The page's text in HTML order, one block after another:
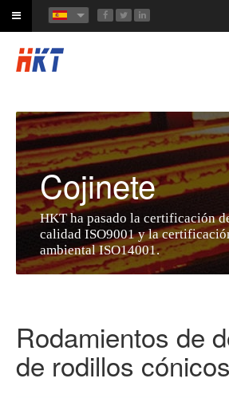
Cojinete
HKT ha pasado la certificación
calidad ISO9001 y la
ambiental ISO14001.
Rodamientos de
de rodillos